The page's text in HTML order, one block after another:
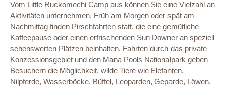
Vom Little Ruckomechi Camp aus können Sie eine Vielzahl an
Aktivitäten unternehmen. Früh am Morgen oder spät am
Nachmittag finden Pirschfahrten statt, die eine gemütliche
Kaffeepause oder einen erfrischenden Sun Downer an speziell
sehenswerten Plätzen beinhalten. Fahrten durch das private
Konzessionsgebiet und den Mana Pools Nationalpark geben
Besuchern die Möglichkeit, wilde Tiere wie Elefanten,
Nilpferde, Wasserböcke, Büffel, Leoparden, Geparde, Löwen,